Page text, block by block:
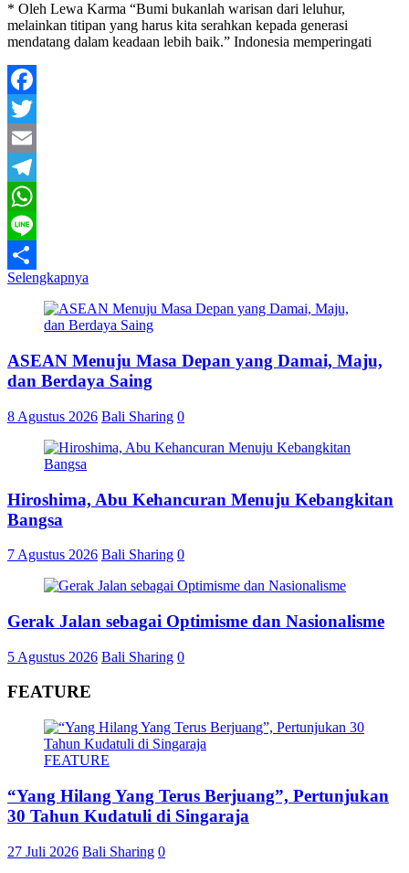
* Oleh Lewa Karma “Bumi bukanlah warisan dari leluhur,
melainkan titipan yang harus kita serahkan kepada generasi
mendatang dalam keadaan lebih baik.” Indonesia memperingati
Facebook
Twitter
Email
Telegram
WhatsApp
Line
Share
Selengkapnya
ASEAN Menuju Masa Depan yang Damai, Maju,
dan Berdaya Saing
8 Agustus 2026 Bali Sharing 0
Hiroshima, Abu Kehancuran Menuju Kebangkitan
Bangsa
7 Agustus 2026 Bali Sharing 0
Gerak Jalan sebagai Optimisme dan Nasionalisme
5 Agustus 2026 Bali Sharing 0
FEATURE
FEATURE
“Yang Hilang Yang Terus Berjuang”, Pertunjukan
30 Tahun Kudatuli di Singaraja
27 Juli 2026 Bali Sharing 0